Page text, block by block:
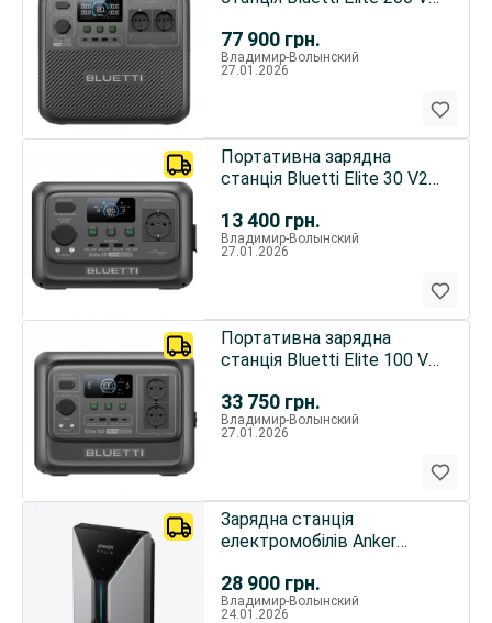
77 900 грн.
Владимир-Волынский
27.01.2026
13 400 грн.
Портативна зарядна
станція Bluetti Elite 30 V2
Владимир-Волынский
27.01.2026
33 750 грн.
Портативна зарядна
станція Bluetti Elite 100 V2
Владимир-Волынский
27.01.2026
28 900 грн.
Зарядна станція
електромобілів Anker
22 kW
Владимир-Волынский
24.01.2026